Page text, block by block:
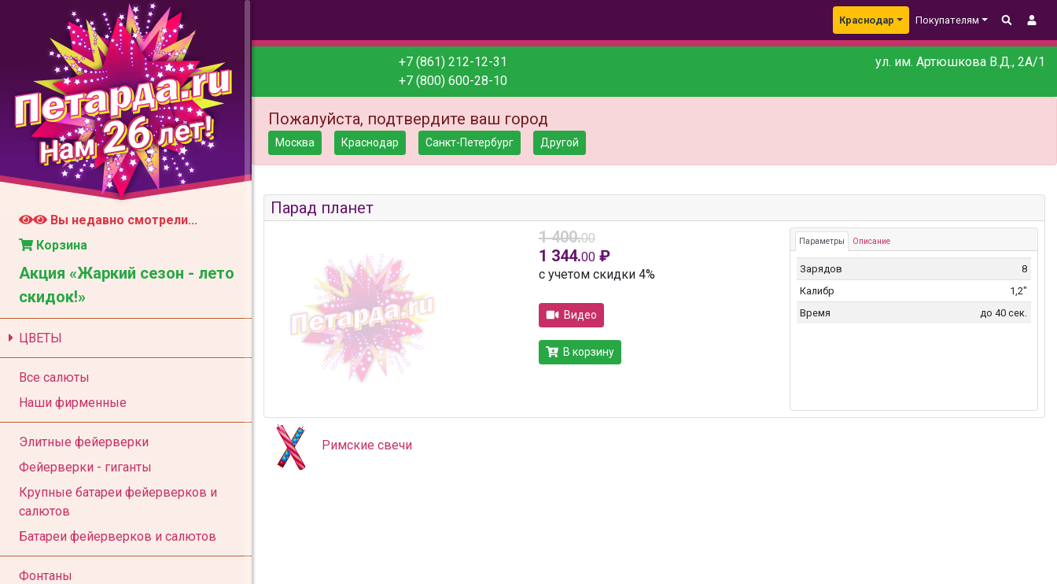
Нам26лет!
Вы недавно смотрели...
Корзина
Акция «Жаркий сезон - лето
скидок!»
ЦВЕТЫ
Все салюты
Наши фирменные
Элитные фейерверки
Фейерверки - гиганты
Крупные батареи фейерверков и
салютов
Батареи фейерверков и салютов
Фонтаны
Краснодар Покупателям
+7 (861) 212-12-31
+7 (800) 600-28-10
ул. им. Артюшкова В.Д., 2А/1
Пожалуйста, подтвердите ваш город
Москва Краснодар Санкт-Петербург Другой
Парад планет
1 400.00
1 344.00₽
с учетом скидки 4%
Видео
В корзину
Параметры Описание
Зарядов
8
Калибр
1,2"
Время
до 40 сек.
Римские свечи